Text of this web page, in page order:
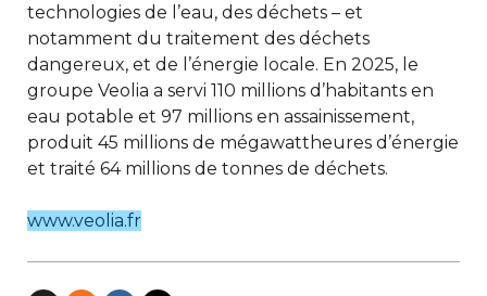
technologies de l’eau, des déchets – et
notamment du traitement des déchets
dangereux, et de l’énergie locale. En 2025, le
groupe Veolia a servi 110 millions d’habitants en
eau potable et 97 millions en assainissement,
produit 45 millions de mégawattheures d’énergie
et traité 64 millions de tonnes de déchets.
www.veolia.fr